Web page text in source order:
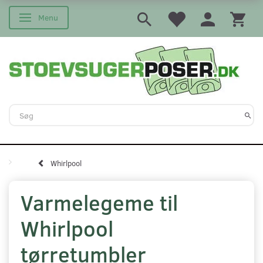
Skifte navigation
Menu
Whirlpool
Varmelegeme til
Whirlpool
tørretumbler